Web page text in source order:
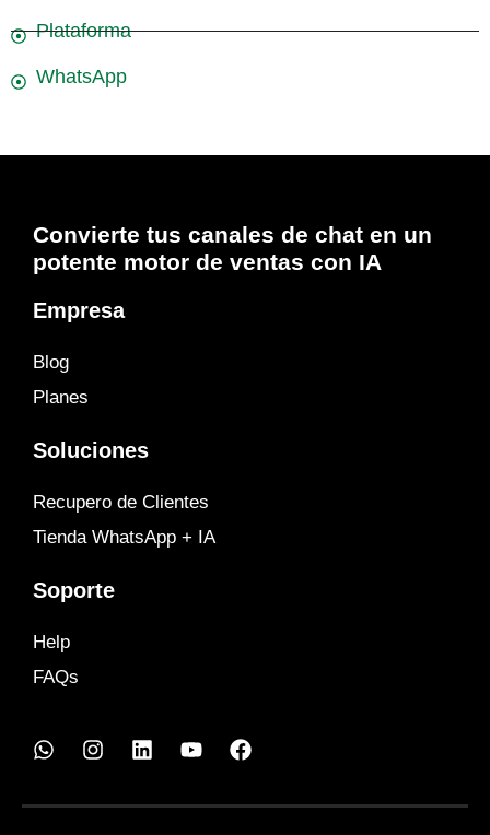
Plataforma
WhatsApp
Convierte tus canales de chat en un
potente motor de ventas con IA
Empresa
Blog
Planes
Soluciones
Recupero de Clientes
Tienda WhatsApp + IA
Soporte
Help
FAQs